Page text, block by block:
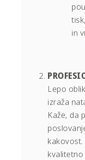
in
Lepo
izraža
Kaže, da